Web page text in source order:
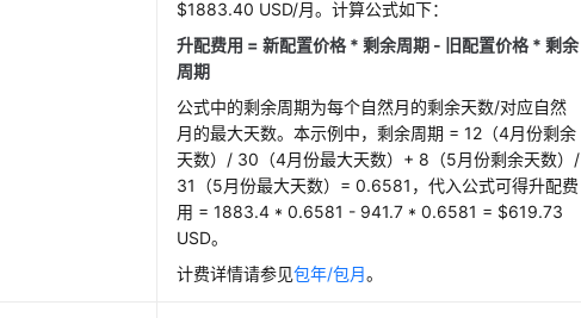
$1883.40 USD/月。计算公式如下：
升配费用 = 新配置价格 * 剩余周期 - 旧配置价格 * 剩余
周期
公式中的剩余周期为每个自然月的剩余天数/对应自然
月的最大天数。本示例中，剩余周期 = 12（4月份剩余
天数）/ 30（4月份最大天数）+ 8（5月份剩余天数）/
31（5月份最大天数）= 0.6581，代入公式可得升配费
用 = 1883.4 * 0.6581 - 941.7 * 0.6581 = $619.73
USD。
计费详情请参见包年/包月。